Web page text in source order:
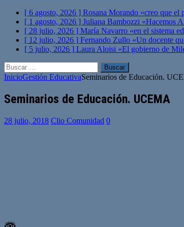
[ 6 agosto, 2026 ] Rosana Morando «creo que el
[ 1 agosto, 2026 ] Juliana Bambozzi «Hacemos
[ 28 julio, 2026 ] María Navarro «en el sistema
[ 12 julio, 2026 ] Fernando Zullo «Un docente
[ 5 julio, 2026 ] Laura Aloisi «El gobierno de
Buscar:
InicioGestión EducativaSeminarios de Educación.
Seminarios de Educación. UCEMA
28 julio, 2018 Clio Comunidad 0